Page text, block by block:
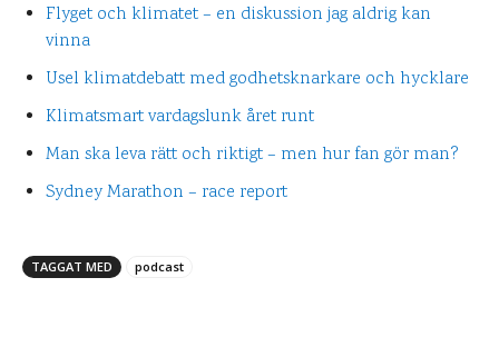
Flyget och klimatet – en diskussion jag aldrig kan
vinna
Usel klimatdebatt med godhetsknarkare och hycklare
Klimatsmart vardagslunk året runt
Man ska leva rätt och riktigt – men hur fan gör man?
Sydney Marathon – race report
TAGGAT MED podcast